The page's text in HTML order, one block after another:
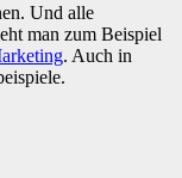
Und alle
man zum Beispiel
. Auch in